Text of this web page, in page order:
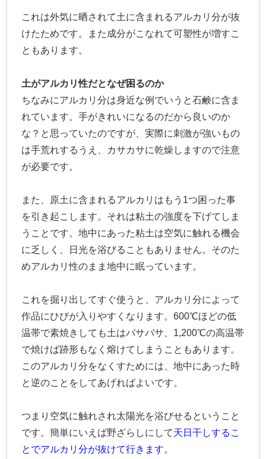
これは外気に晒されて土に含まれるアルカリ分が抜
けたためです。また成分がこなれて可塑性が増すこ
ともあります。
土がアルカリ性だとなぜ困るのか
ちなみにアルカリ分は身近な例でいうと石鹸に含ま
れています。手がきれいになるのだから良いのか
な？と思っていたのですが、実際に刺激が強いもの
は手荒れするうえ、カサカサに乾燥しますので注意
が必要です。
また、原土に含まれるアルカリはもう1つ困った事
を引き起こします。それは粘土の強度を下げてしま
うことです。地中にあった粘土は空気に触れる機会
に乏しく、日光を浴びることもありません。そのた
めアルカリ性のまま地中に眠っています。
これを掘り出してすぐ使うと、アルカリ分によって
作品にひびが入りやすくなります。600℃ほどの低
温帯で素焼きしても土はバサバサ、1,200℃の高温帯
で焼けば跡形もなく熔けてしまうこともあります。
このアルカリ分をなくすためには、地中にあった時
と逆のことをしてあげればよいです。
つまり空気に触れされ太陽光を浴びせるということ
です。簡単にいえば野ざらしにして天日干しするこ
とでアルカリ分が抜けて行きます。